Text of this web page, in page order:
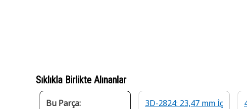
Sıklıkla Birlikte Alınanlar
Bu Parça:
3D-2824: 23,47 mm İç